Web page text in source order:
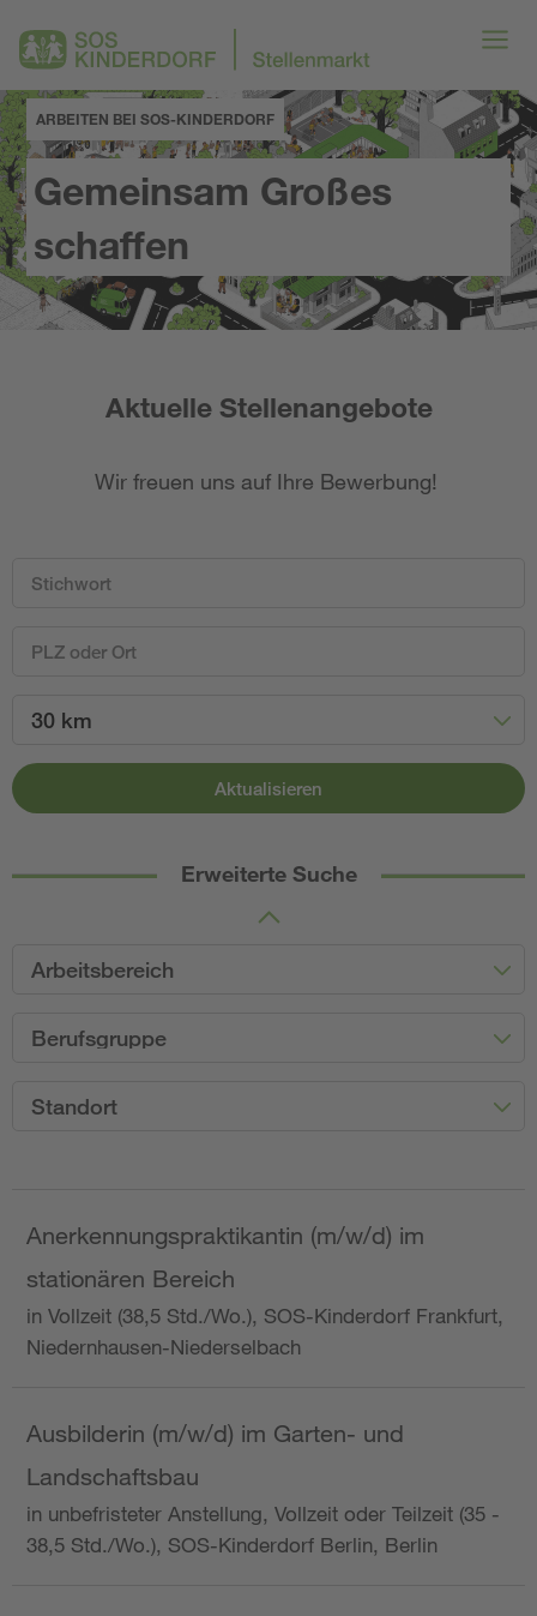
ARBEITEN BEI SOS-KINDERDORF
Gemeinsam Großes
schaffen
Aktuelle Stellenangebote
Wir freuen uns auf Ihre Bewerbung!
30 km
Aktualisieren
Erweiterte Suche
Arbeitsbereich
Berufsgruppe
Standort
Anerkennungspraktikantin (m/w/d) im
stationären Bereich
in Vollzeit (38,5 Std./Wo.), SOS-Kinderdorf Frankfurt,
Niedernhausen-Niederselbach
Ausbilderin (m/w/d) im Garten- und
Landschaftsbau
in unbefristeter Anstellung, Vollzeit oder Teilzeit (35 -
38,5 Std./Wo.), SOS-Kinderdorf Berlin, Berlin